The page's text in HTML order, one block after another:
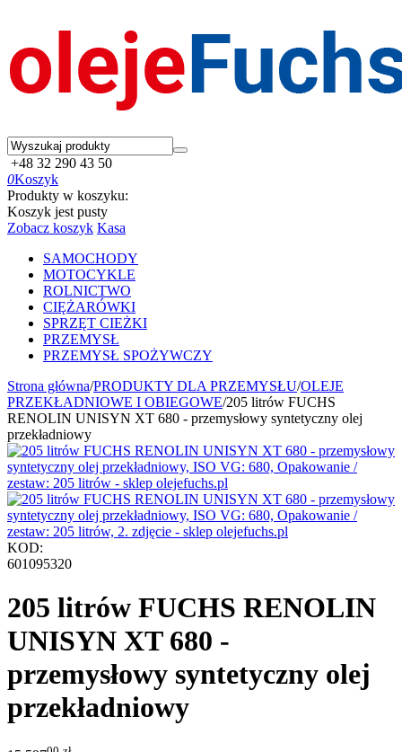
+48 32 290 43 50
0Koszyk
Produkty w koszyku:
Koszyk jest pusty
Zobacz koszyk Kasa
SAMOCHODY
MOTOCYKLE
ROLNICTWO
CIĘŻARÓWKI
SPRZĘT CIEŻKI
PRZEMYSŁ
PRZEMYSŁ SPOŻYWCZY
Strona główna/PRODUKTY DLA PRZEMYSŁU/OLEJE
PRZEKŁADNIOWE I OBIEGOWE/205 litrów FUCHS
RENOLIN UNISYN XT 680 - przemysłowy syntetyczny olej
przekładniowy
KOD:
601095320
205 litrów FUCHS RENOLIN
UNISYN XT 680 -
przemysłowy syntetyczny olej
przekładniowy